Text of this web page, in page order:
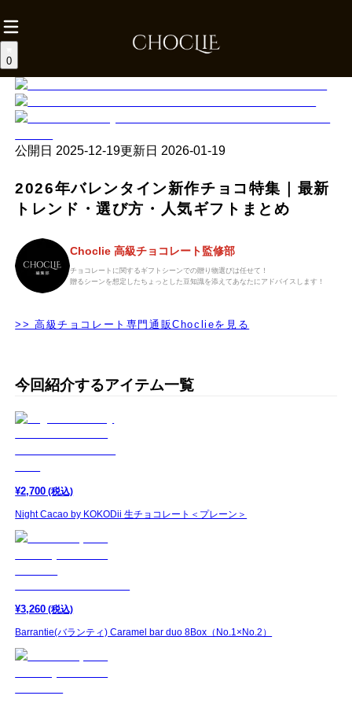
0
公開日 2025-12-19更新日 2026-01-19
2026年バレンタイン新作チョコ特集｜最新
トレンド・選び方・人気ギフトまとめ
Choclie 高級チョコレート監修部
チョコレートに関するギフトシーンでの贈り物選びは任せて！
贈るシーンを想定したちょっとした豆知識を添えてあなたにアドバイスします！
>> 高級チョコレート専門通販Choclieを見る
今回紹介するアイテム一覧
¥2,700 (税込)
Night Cacao by KOKODii 生チョコレート＜プレーン＞
¥3,260 (税込)
Barrantie(バランティ) Caramel bar duo 8Box（No.1×No.2）